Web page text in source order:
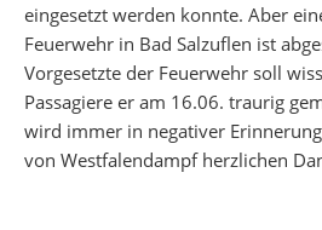
eingesetzt werden konnte. Aber
Feuerwehr in Bad Salzuflen ist
Vorgesetzte der Feuerwehr soll
Passagiere er am 16.06. traurig
wird immer in negativer
von Westfalendampf herzlichen